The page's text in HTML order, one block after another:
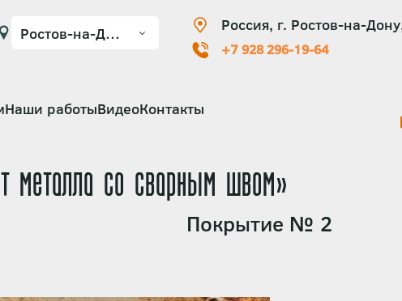
Россия, г. Ростов-на-
+7 928 296-19-64
Наши работыВидеоКонтакты
металла со сварным швом»
Покрытие № 2